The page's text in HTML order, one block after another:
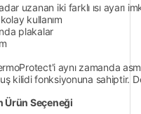
uzanan iki farklı ısı ayarı
kullanım
plakalar
aynı zamanda
kilidi fonksiyonuna sahiptir.
Ürün Seçeneği